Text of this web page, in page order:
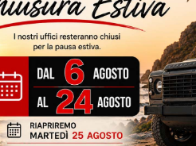
di proprietà e oneri di
a contattarci *
TRATTAMENTI DI VAPORE,